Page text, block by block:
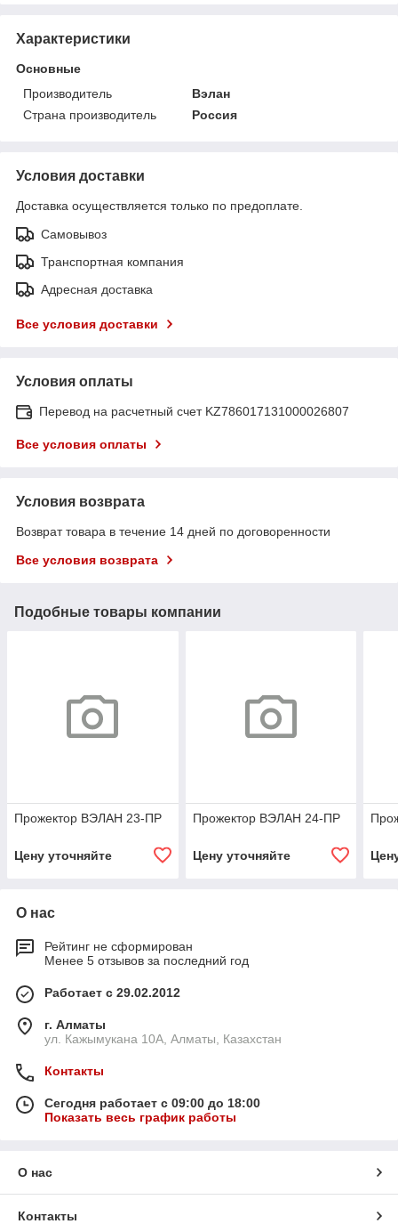
Характеристики
Основные
Производитель
Вэлан
Страна производитель
Россия
Условия доставки
Доставка осуществляется только по предоплате.
Самовывоз
Транспортная компания
Адресная доставка
Все условия доставки
Условия оплаты
Перевод на расчетный счет KZ786017131000026807
Все условия оплаты
Условия возврата
Возврат товара в течение 14 дней по договоренности
Все условия возврата
Подобные товары компании
Прожектор ВЭЛАН 23-ПР
Цену уточняйте
Прожектор ВЭЛАН 24-ПР
Цену уточняйте
О нас
Рейтинг не сформирован
Менее 5 отзывов за последний год
Работает с 29.02.2012
г. Алматы
ул. Кажымукана 10А, Алматы, Казахстан
Контакты
Сегодня работает с 09:00 до 18:00
Показать весь график работы
О нас
Контакты